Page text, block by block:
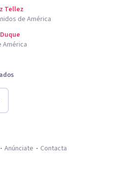
Tellez
de América
América
Anúnciate Contacta